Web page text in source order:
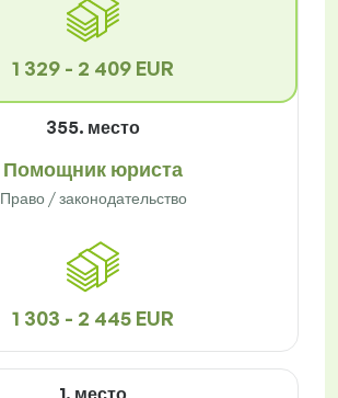
1 329 - 2 409 EUR
355. место
Помощник юриста
Право / законодательство
1 303 - 2 445 EUR